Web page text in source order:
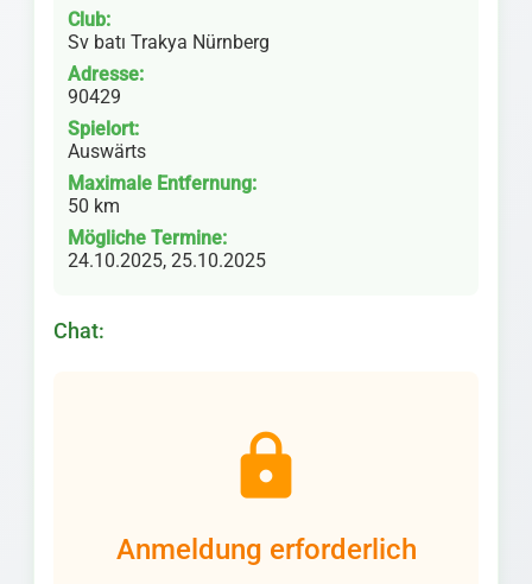
Club:
Sv batı Trakya Nürnberg
Adresse:
90429
Spielort:
Auswärts
Maximale Entfernung:
50 km
Mögliche Termine:
24.10.2025, 25.10.2025
Chat:
lock
Anmeldung erforderlich